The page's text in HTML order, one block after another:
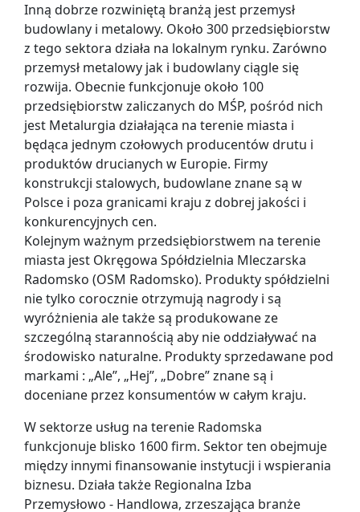
Inną dobrze rozwiniętą branżą jest przemysł
budowlany i metalowy. Około 300 przedsiębiorstw
z tego sektora działa na lokalnym rynku. Zarówno
przemysł metalowy jak i budowlany ciągle się
rozwija. Obecnie funkcjonuje około 100
przedsiębiorstw zaliczanych do MŚP, pośród nich
jest Metalurgia działająca na terenie miasta i
będąca jednym czołowych producentów drutu i
produktów drucianych w Europie. Firmy
konstrukcji stalowych, budowlane znane są w
Polsce i poza granicami kraju z dobrej jakości i
konkurencyjnych cen.
Kolejnym ważnym przedsiębiorstwem na terenie
miasta jest Okręgowa Spółdzielnia Mleczarska
Radomsko (OSM Radomsko). Produkty spółdzielni
nie tylko corocznie otrzymują nagrody i są
wyróżnienia ale także są produkowane ze
szczególną starannością aby nie oddziaływać na
środowisko naturalne. Produkty sprzedawane pod
markami : „Ale”, „Hej”, „Dobre” znane są i
doceniane przez konsumentów w całym kraju.
W sektorze usług na terenie Radomska
funkcjonuje blisko 1600 firm. Sektor ten obejmuje
między innymi finansowanie instytucji i wspierania
biznesu. Działa także Regionalna Izba
Przemysłowo - Handlowa, zrzeszająca branże